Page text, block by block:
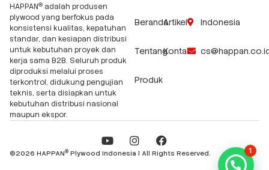
HAPPAN® adalah produsen
plywood yang berfokus pada
konsistensi kualitas, kepatuhan
standar, dan kesiapan distribusi
untuk kebutuhan proyek dan
kerja sama B2B. Seluruh produk
diproduksi melalui proses
terkontrol, didukung pengujian
teknis, serta disiapkan untuk
kebutuhan distribusi nasional
maupun ekspor.
Beranda
Tentang
Produk
Artikel
Kontak
Indonesia
©2026 HAPPAN® Plywood Indonesia | All Rights Reserved.
Y
o
I
n
F
a
c
1